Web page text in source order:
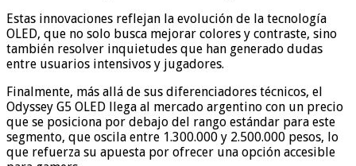
Estas innovaciones reflejan la evolución de la tecnología
OLED, que no solo busca mejorar colores y contraste, sino
también resolver inquietudes que han generado dudas
entre usuarios intensivos y jugadores.
Finalmente, más allá de sus diferenciadores técnicos, el
Odyssey G5 OLED llega al mercado argentino con un precio
que se posiciona por debajo del rango estándar para este
segmento, que oscila entre 1.300.000 y 2.500.000 pesos, lo
que refuerza su apuesta por ofrecer una opción accesible